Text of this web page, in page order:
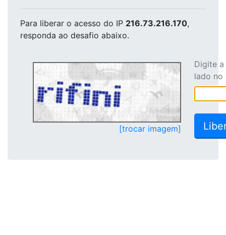
Para liberar o acesso do IP 216.73.216.170,
responda ao desafio abaixo.
[trocar imagem]
Digite
lado no